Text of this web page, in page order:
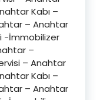
Kabı –
– Anahtar
-İmmobilizer
–
– Anahtar
Kabı –
– Anahtar